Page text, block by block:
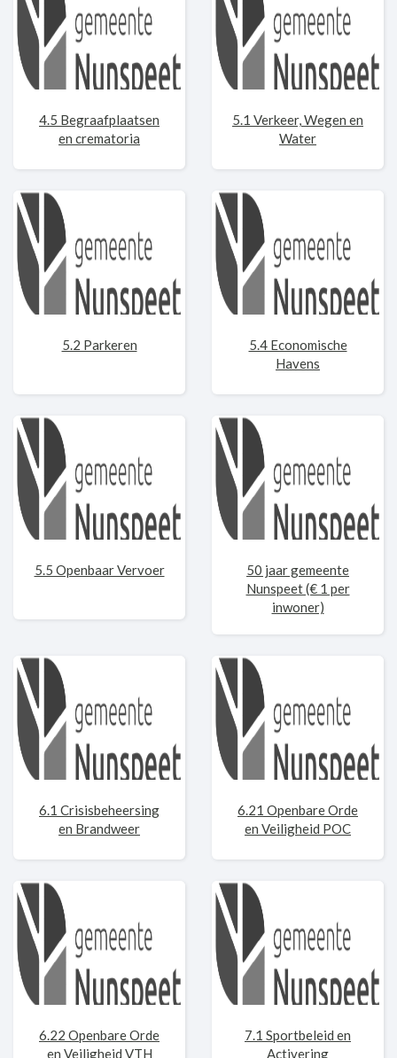
4.5 Begraafplaatsen
en crematoria
5.1 Verkeer, Wegen en
Water
5.2 Parkeren
5.4 Economische
Havens
5.5 Openbaar Vervoer
50 jaar gemeente
Nunspeet (€ 1 per
inwoner)
6.1 Crisisbeheersing
en Brandweer
6.21 Openbare Orde
en Veiligheid POC
6.22 Openbare Orde
en Veiligheid VTH
7.1 Sportbeleid en
Activering